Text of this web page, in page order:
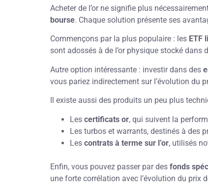
Acheter de l’or ne signifie plus
bourse. Chaque solution présente ses
Commençons par la plus populaire : les ETF
sont adossés à de l’or physique stocké dans
Autre option intéressante : investir dans des
vous pariez indirectement sur l’évolution du
Il existe aussi des produits un peu plus
Les certificats or, qui suivent la
Les turbos et warrants, destinés à des
Les contrats à terme sur l’or, utilisés
Enfin, vous pouvez passer par des fonds
une forte corrélation avec l’évolution du prix